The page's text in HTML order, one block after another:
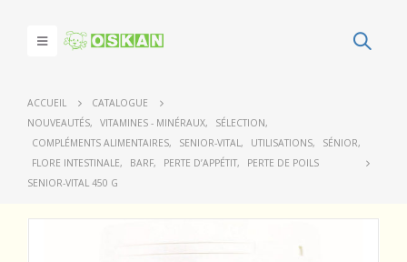
ACCUEIL
CATALOGUE
NOUVEAUTÉS, VITAMINES - MINÉRAUX, SÉLECTION,
COMPLÉMENTS ALIMENTAIRES, SENIOR-VITAL, UTILISATIONS, SÉNIOR,
FLORE INTESTINALE, BARF, PERTE D’APPÉTIT,
PERTE DE POILS
SENIOR-VITAL 450 G